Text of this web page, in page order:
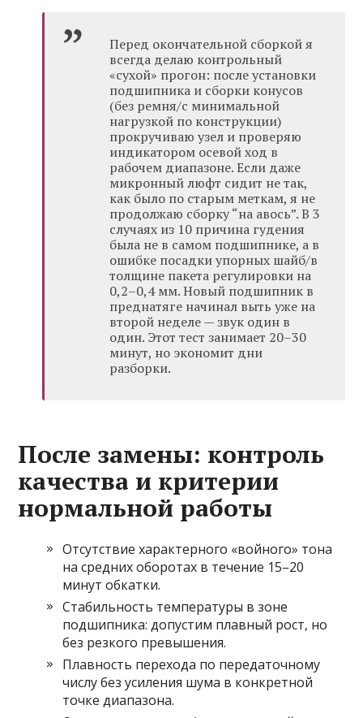
Перед окончательной сборкой я
всегда делаю контрольный
«сухой» прогон: после установки
подшипника и сборки конусов
(без ремня/с минимальной
нагрузкой по конструкции)
прокручиваю узел и проверяю
индикатором осевой ход в
рабочем диапазоне. Если даже
микронный люфт сидит не так,
как было по старым меткам, я не
продолжаю сборку “на авось”. В 3
случаях из 10 причина гудения
была не в самом подшипнике, а в
ошибке посадки упорных шайб/в
толщине пакета регулировки на
0,2–0,4 мм. Новый подшипник в
преднатяге начинал выть уже на
второй неделе — звук один в
один. Этот тест занимает 20–30
минут, но экономит дни
разборки.
После замены: контроль
качества и критерии
нормальной работы
Отсутствие характерного «войного» тона
на средних оборотах в течение 15–20
минут обкатки.
Стабильность температуры в зоне
подшипника: допустим плавный рост, но
без резкого превышения.
Плавность перехода по передаточному
числу без усиления шума в конкретной
точке диапазона.